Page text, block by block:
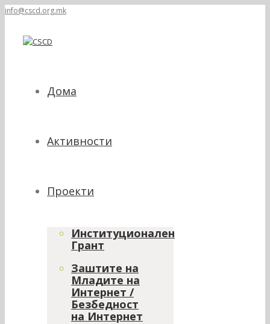
info@cscd.org.mk
Дома
Активности
Проекти
Институционален
Грант
Заштите на
Младите на
Интернет /
Безбедност
на Интернет